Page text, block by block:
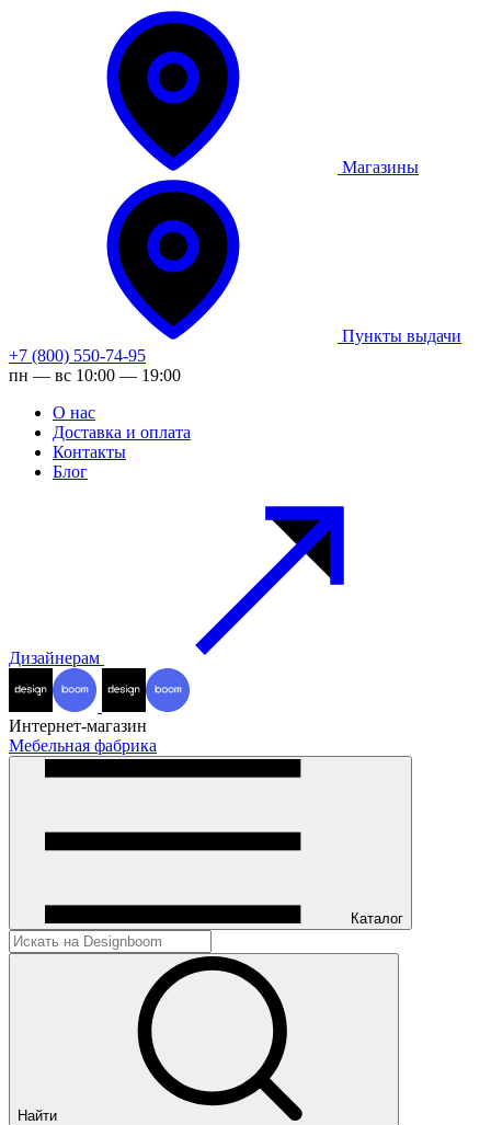
Магазины
Пункты выдачи
+7 (800) 550-74-95
пн — вс 10:00 — 19:00
О нас
Доставка и оплата
Контакты
Блог
Дизайнерам
Интернет-магазин
Мебельная фабрика
Каталог
Найти